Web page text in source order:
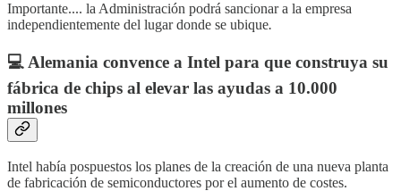
Importante.... la Administración podrá sancionar a la empresa
independientemente del lugar donde se ubique.
💻 Alemania convence a Intel para que construya su
fábrica de chips al elevar las ayudas a 10.000
millones
Intel había pospuestos los planes de la creación de una nueva planta
de fabricación de semiconductores por el aumento de costes.